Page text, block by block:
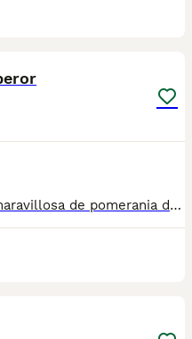
Disponemos de esta camada maravillosa de pomerania de calidad superior, 3 machos y 1 hembra, el precio varía entre macho y hembra. Para más información contáctenos al 689490222